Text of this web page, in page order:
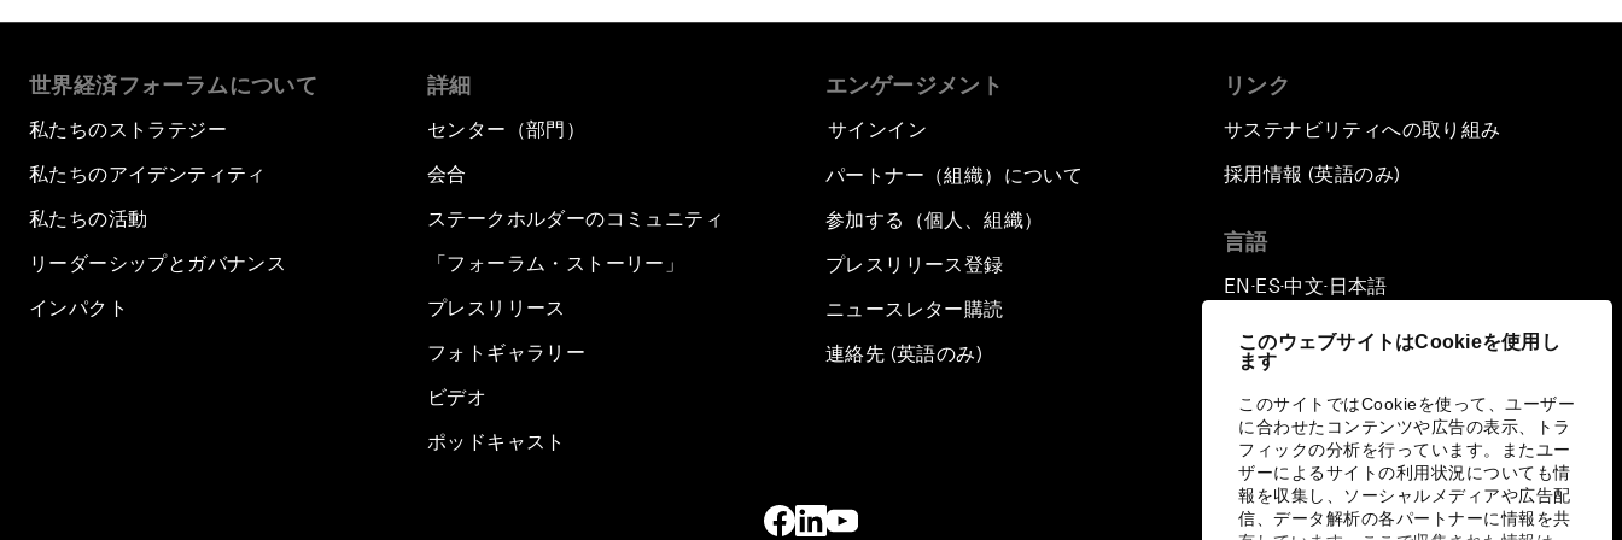
このウェブサイトはCookieを使用し
ます
このサイトではCookieを使って、ユーザー
に合わせたコンテンツや広告の表示、トラ
フィックの分析を行っています。またユー
ザーによるサイトの利用状況についても情
報を収集し、ソーシャルメディアや広告配
信、データ解析の各パートナーに情報を共
世界経済フォーラムについて
私たちのストラテジー
私たちのアイデンティティ
私たちの活動
リーダーシップとガバナンス
インパクト
詳細
センター（部門）
会合
ステークホルダーのコミュニティ
「フォーラム・ストーリー」
プレスリリース
フォトギャラリー
ビデオ
ポッドキャスト
エンゲージメント
サインイン
パートナー（組織）について
参加する（個人、組織）
プレスリリース登録
ニュースレター購読
連絡先 (英語のみ)
リンク
サステナビリティへの取り組み
採用情報 (英語のみ)
言語
EN ▪ES▪中文▪ 日本語